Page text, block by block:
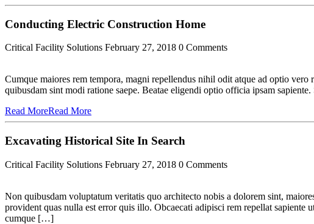
Conducting Electric Construction Home
Critical Facility Solutions February 27, 2018 0 Comments
Cumque maiores rem tempora, magni repellendus nihil odit atque ad optio
quibusdam sint modi ratione saepe. Beatae eligendi optio officia ipsam
Read MoreRead More
Excavating Historical Site In Search
Critical Facility Solutions February 27, 2018 0 Comments
Non quibusdam voluptatum veritatis quo architecto nobis a dolorem sint,
provident quas nulla est error quis illo. Obcaecati adipisci rem repellat
cumque […]